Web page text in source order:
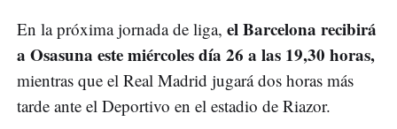
En la próxima jornada de liga, el Barcelona recibirá
a Osasuna este miércoles día 26 a las 19,30 horas,
mientras que el Real Madrid jugará dos horas más
tarde ante el Deportivo en el estadio de Riazor.